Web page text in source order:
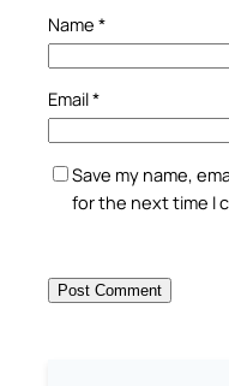
Name *
Email*
Save my name,
for the next time I